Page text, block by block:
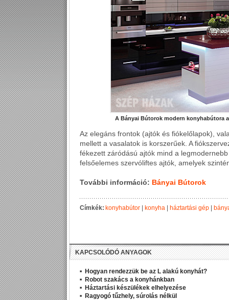
A Bányai Bútorok modern konyhabútora
Az elegáns frontok (ajtók és fiókelőlapok),
mellett a vasalatok is korszerűek. A
fékezett záródású ajtók mind a
felsőelemes szervóliftes ajtók, amelyek
További információ: Bányai Bútorok
Címkék: konyhabútor konyha háztartási gép
KAPCSOLÓDÓ ANYAGOK
Hogyan rendezzük be az L alakú konyhát?
Robot szakács a konyhánkban
Háztartási készülékek elhelyezése
Ragyogó tűzhely, súrolás nélkül